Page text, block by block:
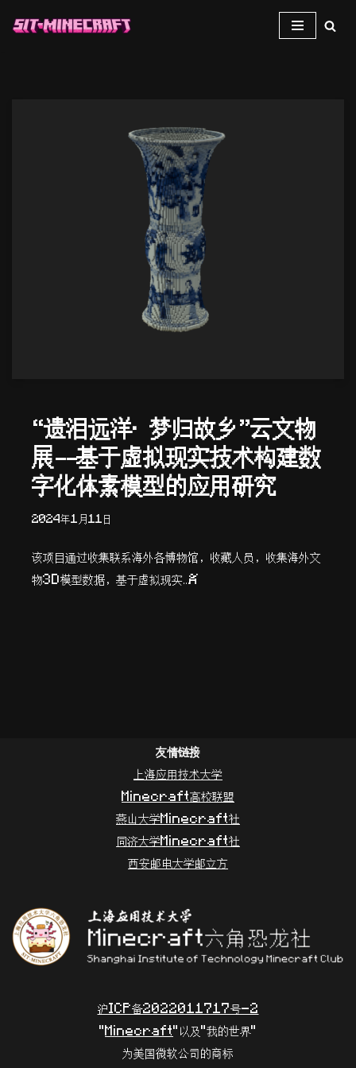
“遗泪远洋·梦归故乡”云文物
展——基于虚拟现实技术构建数
字化体素模型的应用研究
2024年1月11日
该项目通过收集联系海外各博物馆，收藏人员，收集海外文
物3D模型数据，基于虚拟现实…
友情链接
上海应用技术大学
Minecraft高校联盟
燕山大学Minecraft社
同济大学Minecraft社
西安邮电大学邮立方
沪ICP备2022011717号-2
" Minecraft"以及"我的世界"
为美国微软公司的商标